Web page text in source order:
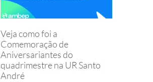
Veja como foi a
Comemoração de
Aniversariantes do
quadrimestre na UR Santo
André